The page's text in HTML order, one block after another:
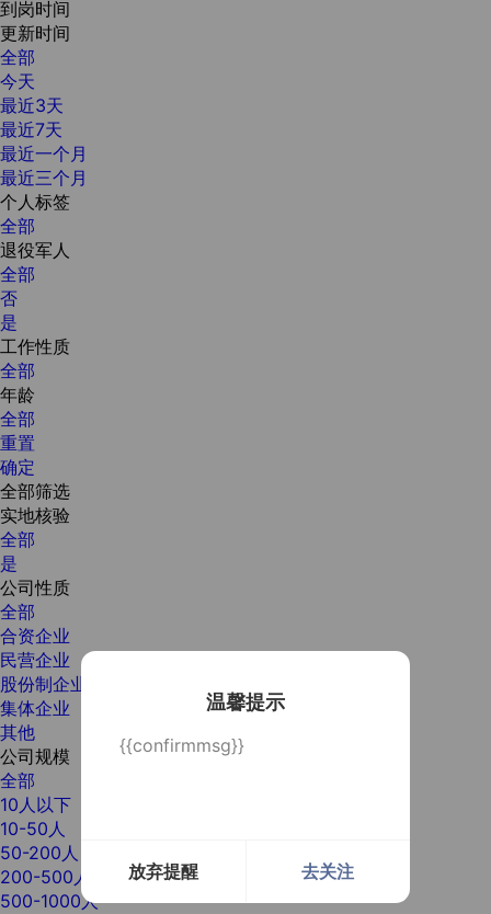
温馨提示
{{confirmmsg}}
放弃提醒 去关注
到岗时间
更新时间
全部
今天
最近3天
最近7天
最近一个月
最近三个月
个人标签
全部
退役军人
全部
否
是
工作性质
全部
年龄
全部
重置
确定
全部筛选
实地核验
全部
是
公司性质
全部
合资企业
民营企业
股份制企业
集体企业
其他
公司规模
全部
10人以下
10-50人
50-200人
200-500人
500-1000人